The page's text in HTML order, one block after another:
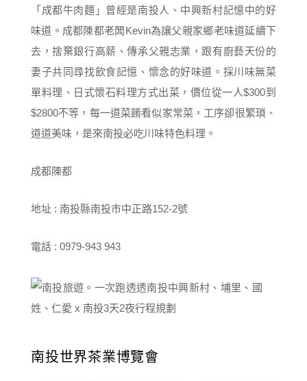
「成都牛肉麵」曾經是南投人、中興新村記憶中的好
味道。成都陳都老闆Kevin為讓父親家鄉老味道延續下
去，捨棄銀行高薪、傳承父親志業，跟有廚藝天份的
妻子共同尋找飲食記憶、懷念的好味道。採川味無菜
單料理、日式懷石料理方式出菜，價位從一人$300到
$2800不等，每一道菜餚看似家常菜，工序卻很繁瑣、
道道美味，是來南投必吃川味特色料理。
成都陳都
地址 : 南投縣南投市中正路152-2號
電話 : 0979-943 943
南投世界茶業博覽會